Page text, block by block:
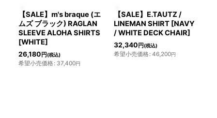
【SALE】m's braque (エ
ムズ ブラック) RAGLAN
SLEEVE ALOHA SHIRTS
[WHITE]
26,180 円 (税込)
希望小売価格: 37,400円
【SALE】E.TAUTZ /
LINEMAN SHIRT [NAVY
/ WHITE DECK CHAIR]
32,340 円 (税込)
希望小売価格: 46,200円